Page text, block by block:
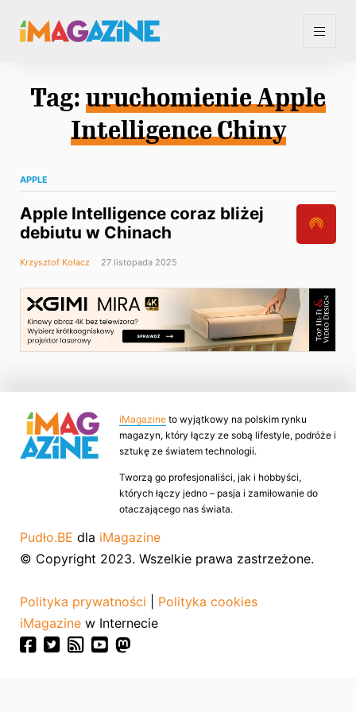
Tag: uruchomienie Apple
Intelligence Chiny
APPLE
Apple Intelligence coraz bliżej
debiutu w Chinach
Krzysztof Kołacz 27 listopada 2025
iMagazine to wyjątkowy na polskim rynku
magazyn, który łączy ze sobą lifestyle, podróże i
sztukę ze światem technologii.
Tworzą go profesjonaliści, jak i hobbyści,
których łączy jedno – pasja i zamiłowanie do
otaczającego nas świata.
Pudło.BE dla iMagazine
© Copyright 2023. Wszelkie prawa zastrzeżone.
Polityka prywatności
Polityka cookies
iMagazine w Internecie